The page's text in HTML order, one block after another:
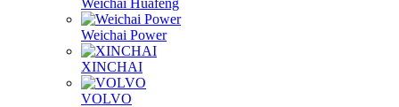
Weichai Huafeng
Weichai Power
XINCHAI
VOLVO